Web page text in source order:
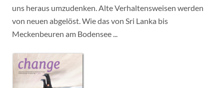
uns heraus umzudenken. Alte Verhaltensweisen werden
von neuen abgelöst. Wie das von Sri Lanka bis
Meckenbeuren am Bodensee ...